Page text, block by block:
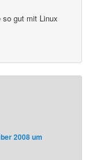
so gut mit Linux
2008 um